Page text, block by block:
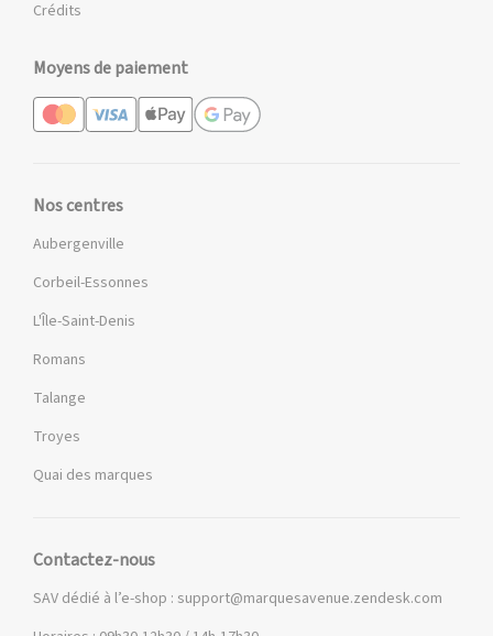
Crédits
Moyens de paiement
Nos centres
Aubergenville
Corbeil-Essonnes
L'Île-Saint-Denis
Romans
Talange
Troyes
Quai des marques
Contactez-nous
SAV dédié à l’e-shop : support@marquesavenue.zendesk.com